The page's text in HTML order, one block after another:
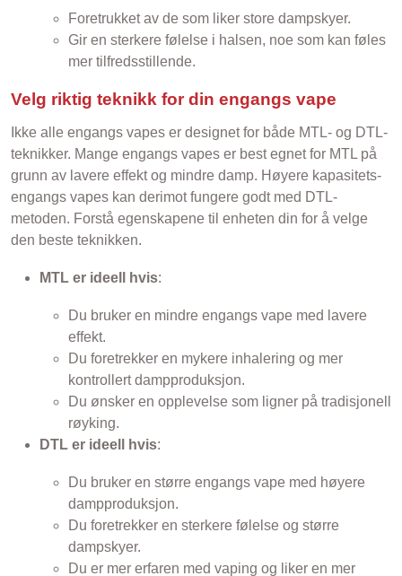
Foretrukket av de som liker store dampskyer.
Gir en sterkere følelse i halsen, noe som kan føles
mer tilfredsstillende.
Velg riktig teknikk for din engangs vape
Ikke alle engangs vapes er designet for både MTL- og DTL-
teknikker. Mange engangs vapes er best egnet for MTL på
grunn av lavere effekt og mindre damp. Høyere kapasitets-
engangs vapes kan derimot fungere godt med DTL-
metoden. Forstå egenskapene til enheten din for å velge
den beste teknikken.
MTL er ideell hvis:
Du bruker en mindre engangs vape med lavere
effekt.
Du foretrekker en mykere inhalering og mer
kontrollert dampproduksjon.
Du ønsker en opplevelse som ligner på tradisjonell
røyking.
DTL er ideell hvis:
Du bruker en større engangs vape med høyere
dampproduksjon.
Du foretrekker en sterkere følelse og større
dampskyer.
Du er mer erfaren med vaping og liker en mer